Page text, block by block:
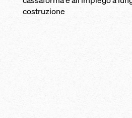
costruzione